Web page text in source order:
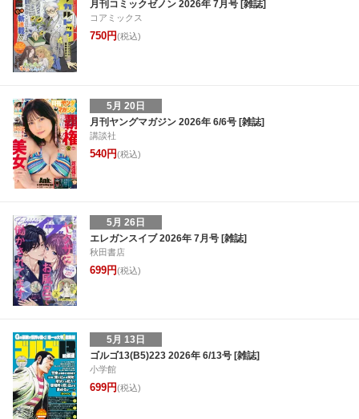
月刊コミックゼノン 2026年 7月号 [雑誌]
コアミックス
750円(税込)
5月 20日
月刊ヤングマガジン 2026年 6/6号 [雑誌]
講談社
540円(税込)
5月 26日
エレガンスイブ 2026年 7月号 [雑誌]
秋田書店
699円(税込)
5月 13日
ゴルゴ13(B5)223 2026年 6/13号 [雑誌]
小学館
699円(税込)